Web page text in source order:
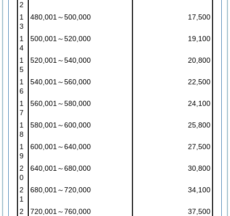
2
1
3
480,001～500,000 17,500
1
4
500,001～520,000 19,100
1
5
520,001～540,000 20,800
1
6
540,001～560,000 22,500
1
7
560,001～580,000 24,100
1
8
580,001～600,000 25,800
1
9
600,001～640,000 27,500
2
0
640,001～680,000 30,800
2
1
680,001～720,000 34,100
2
720,001～760,000 37,500